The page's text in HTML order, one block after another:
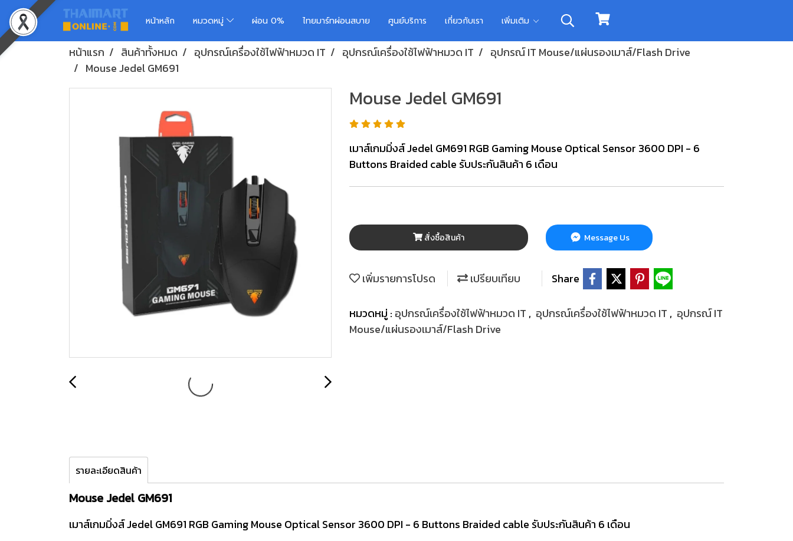
หน้าหลัก หมวดหมู่ ผ่อน 0% ไทยมาร์ทผ่อนสบาย ศูนย์บริการ เกี่ยวกับเรา เพิ่มเติม
หน้าแรก สินค้าทั้งหมด อุปกรณ์เครื่องใช้ไฟฟ้าหมวด IT อุปกรณ์เครื่องใช้ไฟฟ้าหมวด IT
อุปกรณ์ IT Mouse/แผ่นรองเมาส์/Flash Drive
Mouse Jedel GM691
Mouse Jedel GM691
เมาส์เกมมิ่งส์ Jedel GM691 RGB Gaming Mouse Optical Sensor 3600 DPI - 6
Buttons Braided cable รับประกันสินค้า 6 เดือน
สั่งซื้อสินค้า Message Us
เพิ่มรายการโปรด เปรียบเทียบ Share
หมวดหมู่ : อุปกรณ์เครื่องใช้ไฟฟ้าหมวด IT , อุปกรณ์เครื่องใช้ไฟฟ้าหมวด IT , อุปกรณ์ IT
Mouse/แผ่นรองเมาส์/Flash Drive
รายละเอียดสินค้า
Mouse Jedel GM691
เมาส์เกมมิ่งส์ Jedel GM691 RGB Gaming Mouse Optical Sensor 3600 DPI - 6 Buttons Braided cable รับประกันสินค้า 6 เดือน